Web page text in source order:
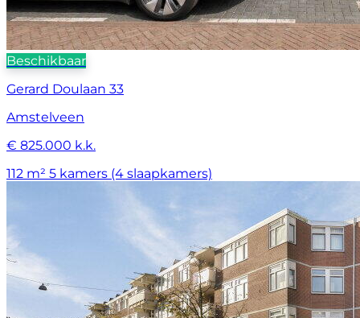
Beschikbaar
Gerard Doulaan 33
Amstelveen
€ 825.000 k.k.
112 m² 5 kamers (4 slaapkamers)